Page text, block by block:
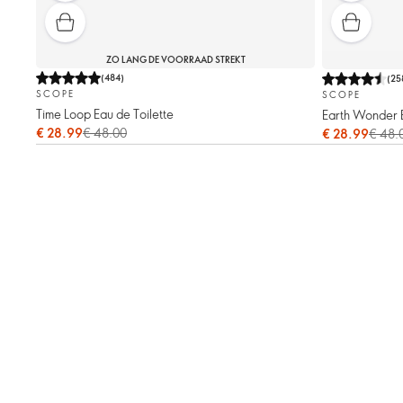
ZO LANG DE VOORRAAD STREKT
(484)
SCOPE
Time Loop Eau de Toilette
€ 28.99€ 48.00
(
SCOPE
Earth Wonder
€ 28.99€